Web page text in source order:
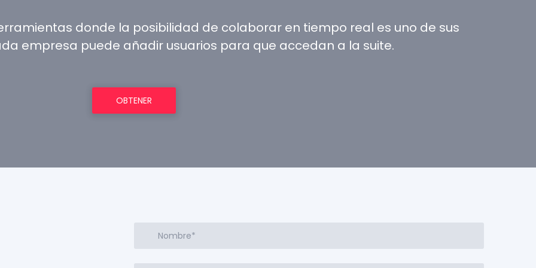
donde la posibilidad de colaborar en tiempo real es uno de sus
empresa puede añadir usuarios para que accedan a la suite.
OBTENER